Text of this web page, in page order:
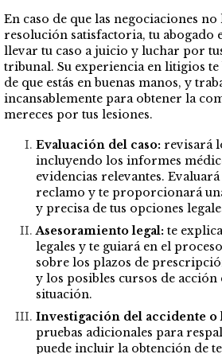
En caso de que las negociaciones no
resolución satisfactoria, tu abogado
llevar tu caso a juicio y luchar por
tribunal. Su experiencia en litigios
de que estás en buenas manos, y
incansablemente para obtener la
mereces por tus lesiones.
Evaluación del caso: revisará
incluyendo los informes
evidencias relevantes.
reclamo y te proporcionará
y precisa de tus opciones
Asesoramiento legal: te
legales y te guiará en el
sobre los plazos de
y los posibles cursos de
situación.
Investigación del accidente o
pruebas adicionales para
puede incluir la obtención de